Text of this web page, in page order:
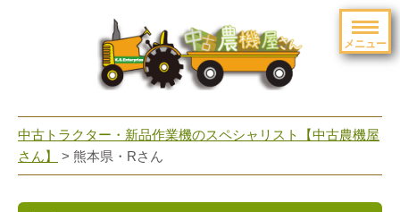
メニュー
navigation
中古トラクター・新品作業機のスペシャリスト【中古農機屋
さん】
> 熊本県・Rさん